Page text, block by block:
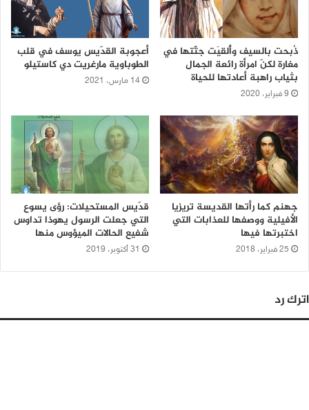
ذُبحت بالسيف وأُلقيَت جثّتها في
مغارة لكنّ امرأة رائعة الجمال
بثياب راهبة أعادتها للحياة
9 فبراير، 2020
أعجوبة القدّيس يوسف في قلب
الطوباوية مارغريت دي كاستيلو
14 مارس، 2021
جهنم كما رأتها القديسة تريزيا
الأفيلية ووصفها للعذابات التي
اختبرتها فيها
25 فبراير، 2018
قدّيس المستحيلات: رؤى يسوع
التي جعلت الرسول يهوذا تداوس
شفيع الحالات الميؤوس منها
31 أكتوبر، 2019
اترك رد